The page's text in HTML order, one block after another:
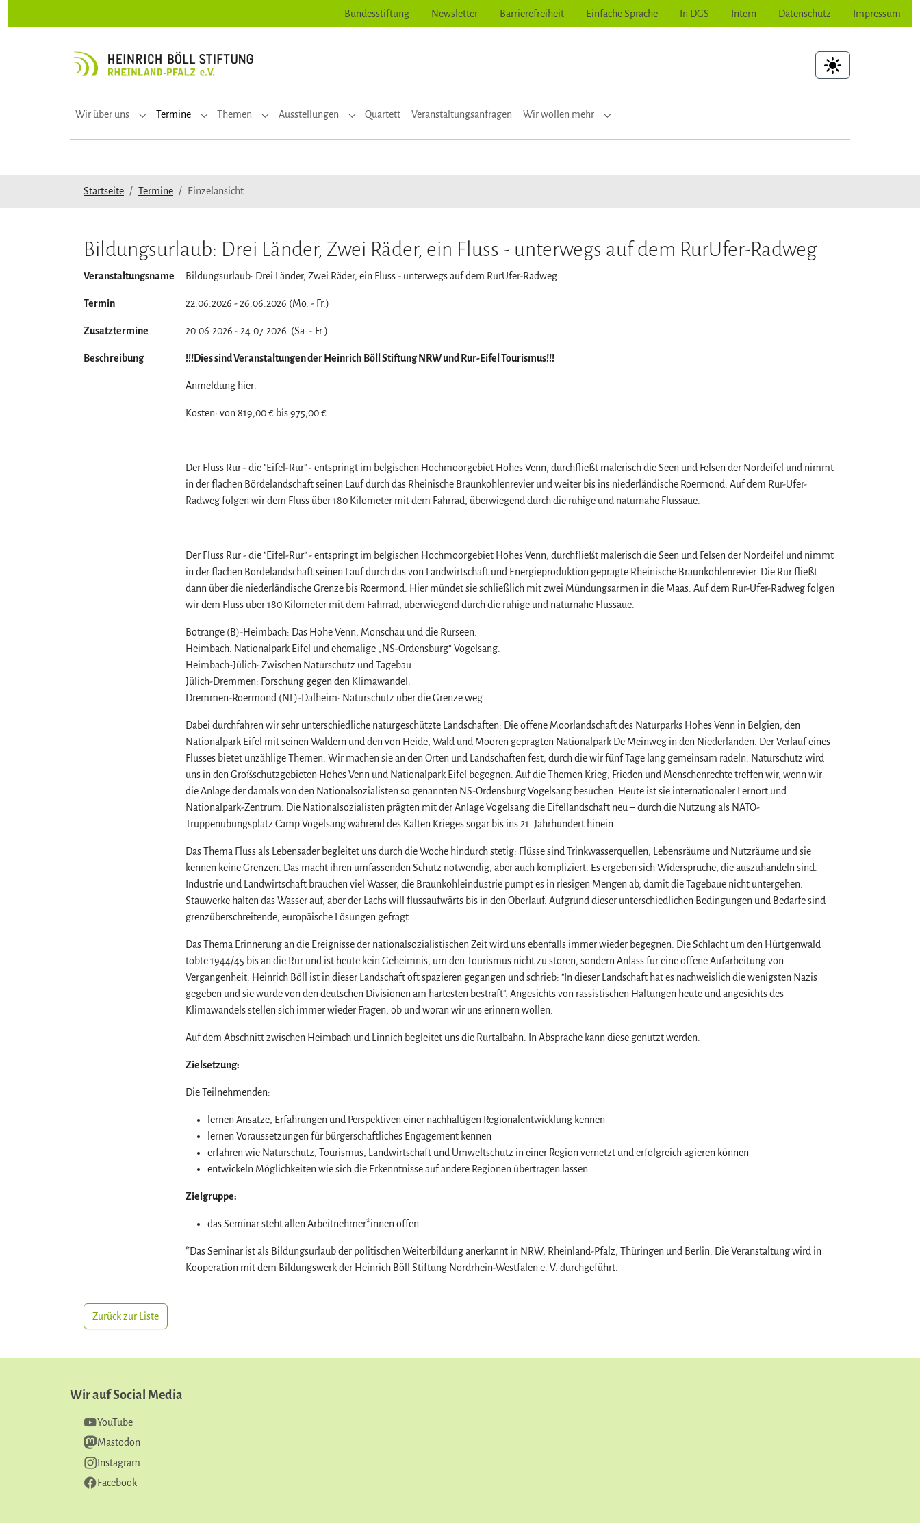
Bundesstiftung Newsletter Barrierefreiheit Einfache Sprache In DGS Intern Datenschutz
Impressum
hoher Kontrast
Wir über uns
Submenu for "Wir über uns"
Termine
Submenu for "Termine"
Themen
Submenu for "Themen"
Ausstellungen
Submenu for "Ausstellungen"
Quartett Veranstaltungsanfragen Wir wollen mehr
Submenu for "Wir wollen mehr"
Startseite
Termine Einzelansicht
Bildungsurlaub: Drei Länder, Zwei Räder, ein Fluss - unterwegs auf dem RurUfer-Radweg
Veranstaltungsname Bildungsurlaub: Drei Länder, Zwei Räder, ein Fluss - unterwegs auf dem RurUfer-Radweg
Termin 22.06.2026 - 26.06.2026 (Mo. - Fr.)
Zusatztermine 20.06.2026 - 24.07.2026 (Sa. - Fr.)
Beschreibung !!!Dies sind Veranstaltungen der Heinrich Böll Stiftung NRW und Rur-Eifel Tourismus!!!
Anmeldung hier:
Kosten: von 819,00 € bis 975,00 €
Der Fluss Rur - die "Eifel-Rur" - entspringt im belgischen Hochmoorgebiet Hohes Venn, durchfließt malerisch die Seen und Felsen der Nordeifel und nimmt
in der flachen Bördelandschaft seinen Lauf durch das Rheinische Braunkohlenrevier und weiter bis ins niederländische Roermond. Auf dem Rur-Ufer-
Radweg folgen wir dem Fluss über 180 Kilometer mit dem Fahrrad, überwiegend durch die ruhige und naturnahe Flussaue.
Der Fluss Rur - die "Eifel-Rur" - entspringt im belgischen Hochmoorgebiet Hohes Venn, durchfließt malerisch die Seen und Felsen der Nordeifel und nimmt
in der flachen Bördelandschaft seinen Lauf durch das von Landwirtschaft und Energieproduktion geprägte Rheinische Braunkohlenrevier. Die Rur fließt
dann über die niederländische Grenze bis Roermond. Hier mündet sie schließlich mit zwei Mündungsarmen in die Maas. Auf dem Rur-Ufer-Radweg folgen
wir dem Fluss über 180 Kilometer mit dem Fahrrad, überwiegend durch die ruhige und naturnahe Flussaue.
Botrange (B)-Heimbach: Das Hohe Venn, Monschau und die Rurseen.
Heimbach: Nationalpark Eifel und ehemalige „NS-Ordensburg“ Vogelsang.
Heimbach-Jülich: Zwischen Naturschutz und Tagebau.
Jülich-Dremmen: Forschung gegen den Klimawandel.
Dremmen-Roermond (NL)-Dalheim: Naturschutz über die Grenze weg.
Dabei durchfahren wir sehr unterschiedliche naturgeschützte Landschaften: Die offene Moorlandschaft des Naturparks Hohes Venn in Belgien, den
Nationalpark Eifel mit seinen Wäldern und den von Heide, Wald und Mooren geprägten Nationalpark De Meinweg in den Niederlanden. Der Verlauf eines
Flusses bietet unzählige Themen. Wir machen sie an den Orten und Landschaften fest, durch die wir fünf Tage lang gemeinsam radeln. Naturschutz wird
uns in den Großschutzgebieten Hohes Venn und Nationalpark Eifel begegnen. Auf die Themen Krieg, Frieden und Menschenrechte treffen wir, wenn wir
die Anlage der damals von den Nationalsozialisten so genannten NS-Ordensburg Vogelsang besuchen. Heute ist sie internationaler Lernort und
Nationalpark-Zentrum. Die Nationalsozialisten prägten mit der Anlage Vogelsang die Eifellandschaft neu – durch die Nutzung als NATO-
Truppenübungsplatz Camp Vogelsang während des Kalten Krieges sogar bis ins 21. Jahrhundert hinein.
Das Thema Fluss als Lebensader begleitet uns durch die Woche hindurch stetig: Flüsse sind Trinkwasserquellen, Lebensräume und Nutzräume und sie
kennen keine Grenzen. Das macht ihren umfassenden Schutz notwendig, aber auch kompliziert. Es ergeben sich Widersprüche, die auszuhandeln sind.
Industrie und Landwirtschaft brauchen viel Wasser, die Braunkohleindustrie pumpt es in riesigen Mengen ab, damit die Tagebaue nicht untergehen.
Stauwerke halten das Wasser auf, aber der Lachs will flussaufwärts bis in den Oberlauf. Aufgrund dieser unterschiedlichen Bedingungen und Bedarfe sind
grenzüberschreitende, europäische Lösungen gefragt.
Das Thema Erinnerung an die Ereignisse der nationalsozialistischen Zeit wird uns ebenfalls immer wieder begegnen. Die Schlacht um den Hürtgenwald
tobte 1944/45 bis an die Rur und ist heute kein Geheimnis, um den Tourismus nicht zu stören, sondern Anlass für eine offene Aufarbeitung von
Vergangenheit. Heinrich Böll ist in dieser Landschaft oft spazieren gegangen und schrieb: "In dieser Landschaft hat es nachweislich die wenigsten Nazis
gegeben und sie wurde von den deutschen Divisionen am härtesten bestraft". Angesichts von rassistischen Haltungen heute und angesichts des
Klimawandels stellen sich immer wieder Fragen, ob und woran wir uns erinnern wollen.
Auf dem Abschnitt zwischen Heimbach und Linnich begleitet uns die Rurtalbahn. In Absprache kann diese genutzt werden.
Zielsetzung:
Die Teilnehmenden:
lernen Ansätze, Erfahrungen und Perspektiven einer nachhaltigen Regionalentwicklung kennen
lernen Voraussetzungen für bürgerschaftliches Engagement kennen
erfahren wie Naturschutz, Tourismus, Landwirtschaft und Umweltschutz in einer Region vernetzt und erfolgreich agieren können
entwickeln Möglichkeiten wie sich die Erkenntnisse auf andere Regionen übertragen lassen
Zielgruppe:
das Seminar steht allen Arbeitnehmer*innen offen.
*Das Seminar ist als Bildungsurlaub der politischen Weiterbildung anerkannt in NRW, Rheinland-Pfalz, Thüringen und Berlin. Die Veranstaltung wird in
Kooperation mit dem Bildungswerk der Heinrich Böll Stiftung Nordrhein-Westfalen e. V. durchgeführt.
Zurück zur Liste
Wir auf Social Media
YouTube
Mastodon
Instagram
Facebook